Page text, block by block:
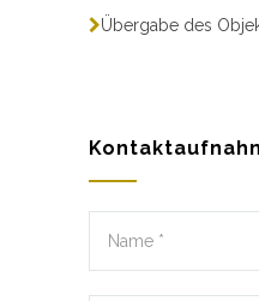
Übergabe des